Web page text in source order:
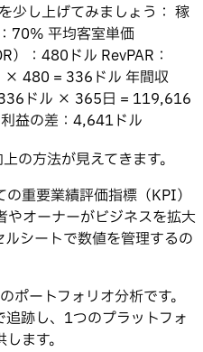
少し上げてみましょう： 稼
70% 平均客室単価
）：480ドル RevPAR：
× 480 = 336ドル 年間収
ドル × 365日 = 119,616
利益の差：4,641ドル
の方法が見えてきます。
重要業績評価指標（KPI）
オーナーがビジネスを拡大
シートで数値を管理するの
ポートフォリオ分析です。
跡し、1つのプラットフォ
ます。